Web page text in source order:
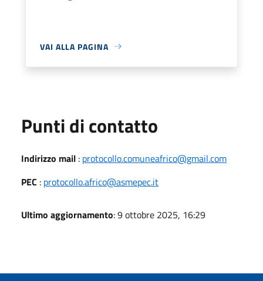
VAI ALLA PAGINA
Punti di contatto
Indirizzo mail : protocollo.comuneafrico@gmail.com
PEC : protocollo.africo@asmepec.it
Ultimo aggiornamento: 9 ottobre 2025, 16:29